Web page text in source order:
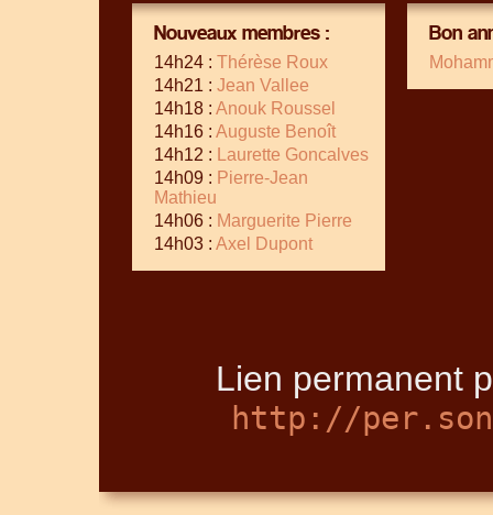
Nouveaux membres :
14h24 : Thérèse Roux
14h21 : Jean Vallee
14h18 : Anouk Roussel
14h16 : Auguste Benoît
14h12 :
Laurette Goncalves
14h09 : Pierre-Jean
Mathieu
14h06 : Marguerite Pierre
14h03 : Axel Dupont
Bon
Lien permanent
http://